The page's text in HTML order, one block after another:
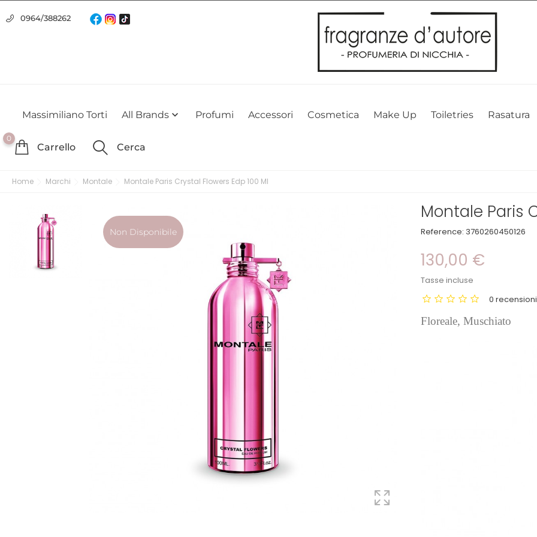
Usiamo i cookie
Utilizziamo i cookie per offrirti la migliore esperienza possibile sul nostro sito web. Cliccando su OK, acconsenti alla nostra politica
0964/388262
Massimiliano Torti All Brands  Profumi Accessori Cosmetica Make Up Toiletries Rasatura
0
Carrello Cerca
Home Marchi Montale Montale Paris Crystal Flowers Edp 100 Ml
Non Disponibile
Montale Paris
Reference: 3760260450126
130,00 €
Tasse incluse
0
Floreale, Muschiato